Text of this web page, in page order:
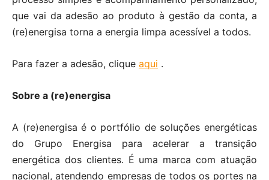
que vai da adesão ao produto à gestão da conta, a
(re)energisa torna a energia limpa acessível a todos.
Para fazer a adesão, clique aqui .
Sobre a (re)energisa
A (re)energisa é o portfólio de soluções energéticas
do Grupo Energisa para acelerar a transição
energética dos clientes. É uma marca com atuação
nacional, atendendo empresas de todos os portes na